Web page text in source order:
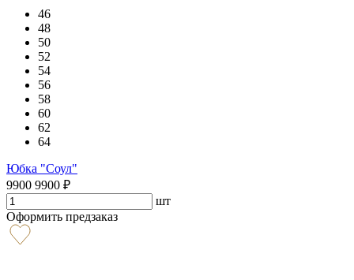
46
48
50
52
54
56
58
60
62
64
Юбка "Соул"
9900 9900 ₽
шт
Оформить предзаказ